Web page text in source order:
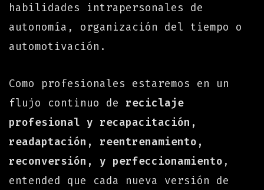
habilidades intrapersonales de
autonomía, organización del tiempo o
automotivación.
Como profesionales estaremos en un
flujo continuo de reciclaje
profesional y recapacitación,
readaptación, reentrenamiento,
reconversión, y perfeccionamiento ,
entended que cada nueva versión de